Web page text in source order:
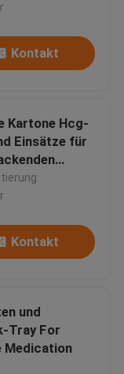
Kontakt
Kartone Hcg-
Einsätze für
der Ampullen-
Kontakt
und
Tray For
Medication